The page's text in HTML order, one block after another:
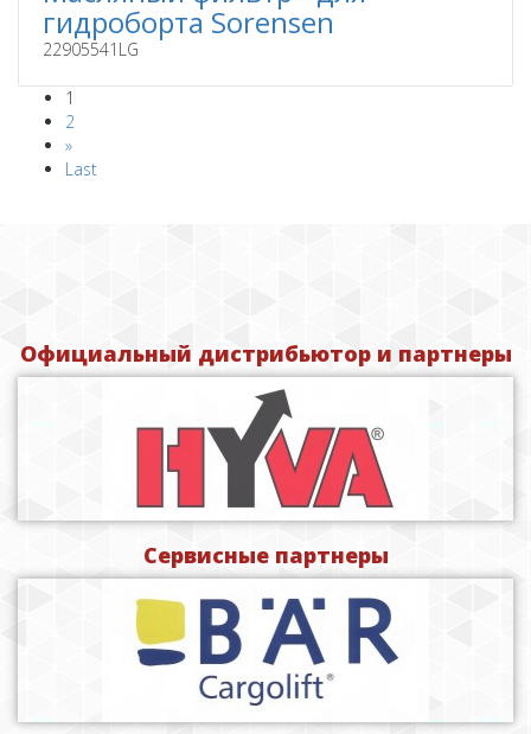
гидроборта Sorensen
22905541LG
1
2
»
Last
Официальный дистрибьютор и партнеры
Сервисные партнеры